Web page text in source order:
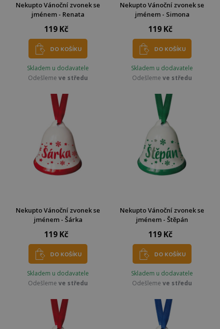
Nekupto Vánoční zvonek se
jménem - Renata
119 Kč
DO KOŠÍKU
Skladem u dodavatele
Odešleme ve středu
Nekupto Vánoční zvonek se
jménem - Simona
119 Kč
DO KOŠÍKU
Skladem u dodavatele
Odešleme ve středu
Nekupto Vánoční zvonek se
jménem - Šárka
119 Kč
DO KOŠÍKU
Skladem u dodavatele
Odešleme ve středu
Nekupto Vánoční zvonek se
jménem - Štěpán
119 Kč
DO KOŠÍKU
Skladem u dodavatele
Odešleme ve středu